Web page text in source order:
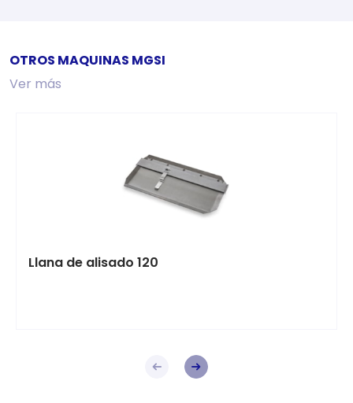
OTROS MAQUINAS MGSI
Ver más
Llana de alisado 120